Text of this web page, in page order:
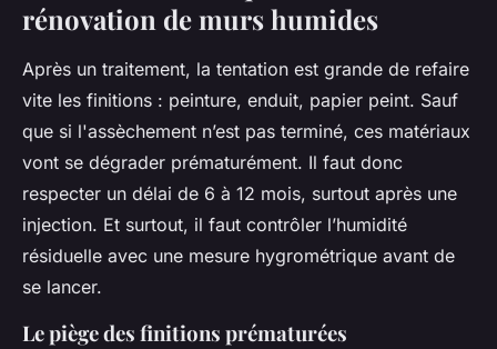
rénovation de murs humides
Après un traitement, la tentation est grande de refaire
vite les finitions : peinture, enduit, papier peint. Sauf
que si l'assèchement n’est pas terminé, ces matériaux
vont se dégrader prématurément. Il faut donc
respecter un délai de 6 à 12 mois, surtout après une
injection. Et surtout, il faut contrôler l’humidité
résiduelle avec une mesure hygrométrique avant de
se lancer.
Le piège des finitions prématurées